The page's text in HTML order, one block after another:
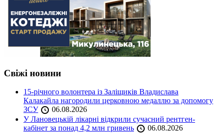
Свіжі новини
15-річного волонтера із Заліщиків Владислава
Калакайла нагородили церковною медаллю за допомогу
ЗСУ
06.08.2026
У Лановецькій лікарні відкрили сучасний рентген-
кабінет за понад 4,2 млн гривень
06.08.2026